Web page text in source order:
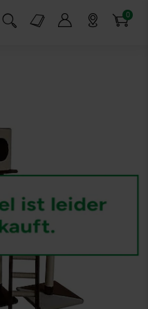
Suchfeld einblenden
Markt-Angebote 0
Artikel